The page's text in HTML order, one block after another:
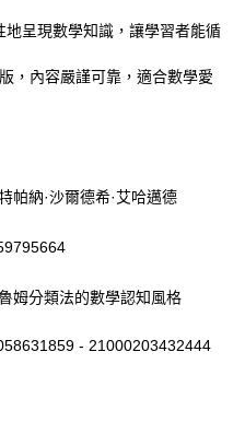
呈現數學知識，讓學習者能循
，內容嚴謹可靠，適合數學愛
帕納·沙爾德希·艾哈邁德
姆分類法的數學認知風格
- 21000203432444